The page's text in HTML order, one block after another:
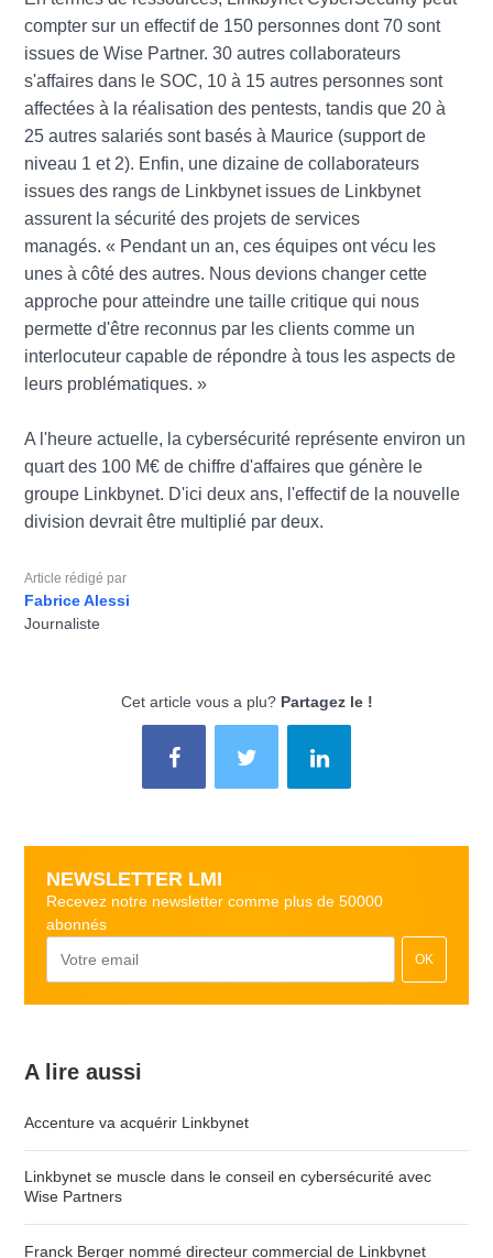
compter sur un effectif de 150 personnes dont 70 sont
issues de Wise Partner. 30 autres collaborateurs
s'affaires dans le SOC, 10 à 15 autres personnes sont
affectées à la réalisation des pentests, tandis que 20 à
25 autres salariés sont basés à Maurice (support de
niveau 1 et 2). Enfin, une dizaine de collaborateurs
issues des rangs de Linkbynet issues de Linkbynet
assurent la sécurité des projets de services
managés. « Pendant un an, ces équipes ont vécu les
unes à côté des autres. Nous devions changer cette
approche pour atteindre une taille critique qui nous
permette d'être reconnus par les clients comme un
interlocuteur capable de répondre à tous les aspects de
leurs problématiques. »
A l'heure actuelle, la cybersécurité représente environ un
quart des 100 M€ de chiffre d'affaires que génère le
groupe Linkbynet. D'ici deux ans, l'effectif de la nouvelle
division devrait être multiplié par deux.
Article rédigé par
Fabrice Alessi
Journaliste
Cet article vous a plu? Partagez le !
NEWSLETTER LMI
Recevez notre newsletter comme plus de 50000
abonnés
OK
A lire aussi
Accenture va acquérir Linkbynet
Linkbynet se muscle dans le conseil en cybersécurité avec
Wise Partners
Franck Berger nommé directeur commercial de Linkbynet